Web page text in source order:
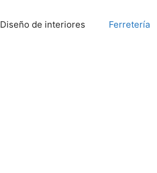
Diseño de interiores Ferretería